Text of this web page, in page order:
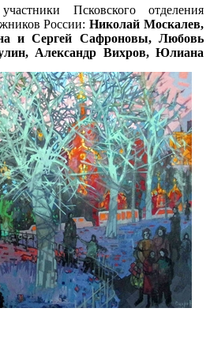
Псковского отделения
России:Николай Москалев,
и Сергей Сафроновы, Любовь
Александр Вихров, Юлиана